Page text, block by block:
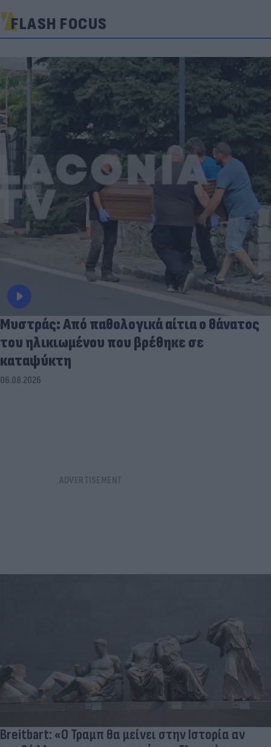
FLASH FOCUS
Μυστράς: Από παθολογικά αίτια ο θάνατος
του ηλικιωμένου που βρέθηκε σε
καταψύκτη
06.08.2026
Breitbart: «Ο Τραμπ θα μείνει στην Ιστορία αν